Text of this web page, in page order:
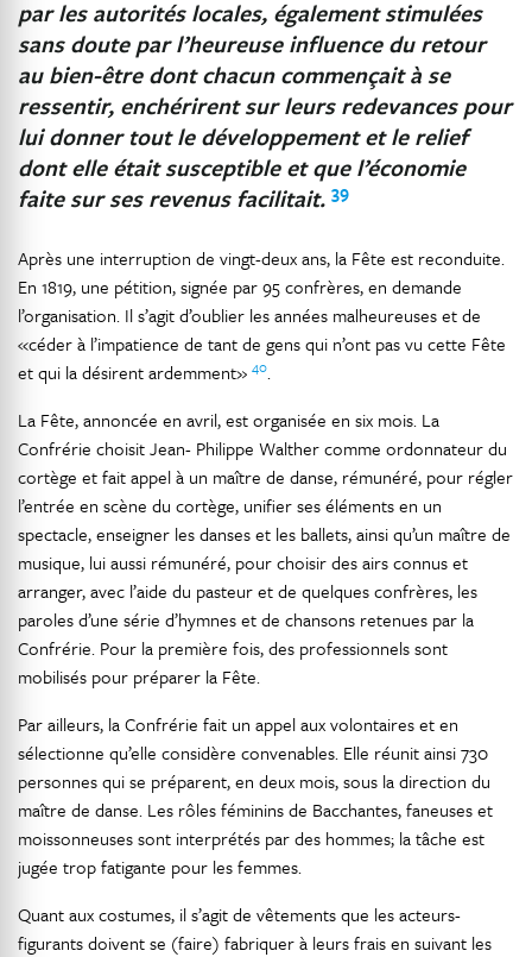
par les autorités locales, également stimulées
sans doute par l’heureuse influence du retour
au bien-être dont chacun commençait à se
ressentir, enchérirent sur leurs redevances pour
lui donner tout le développement et le relief
dont elle était susceptible et que l’économie
faite sur ses revenus facilitait. 39
Après une interruption de vingt-deux ans, la Fête est reconduite.
En 1819, une pétition, signée par 95 confrères, en demande
l’organisation. Il s’agit d’oublier les années malheureuses et de
«céder à l’impatience de tant de gens qui n’ont pas vu cette Fête
et qui la désirent ardemment» 40.
La Fête, annoncée en avril, est organisée en six mois. La
Confrérie choisit Jean- Philippe Walther comme ordonnateur du
cortège et fait appel à un maître de danse, rémunéré, pour régler
l’entrée en scène du cortège, unifier ses éléments en un
spectacle, enseigner les danses et les ballets, ainsi qu’un maître de
musique, lui aussi rémunéré, pour choisir des airs connus et
arranger, avec l’aide du pasteur et de quelques confrères, les
paroles d’une série d’hymnes et de chansons retenues par la
Confrérie. Pour la première fois, des professionnels sont
mobilisés pour préparer la Fête.
Par ailleurs, la Confrérie fait un appel aux volontaires et en
sélectionne qu’elle considère convenables. Elle réunit ainsi 730
personnes qui se préparent, en deux mois, sous la direction du
maître de danse. Les rôles féminins de Bacchantes, faneuses et
moissonneuses sont interprétés par des hommes; la tâche est
jugée trop fatigante pour les femmes.
Quant aux costumes, il s’agit de vêtements que les acteurs-
figurants doivent se (faire) fabriquer à leurs frais en suivant les